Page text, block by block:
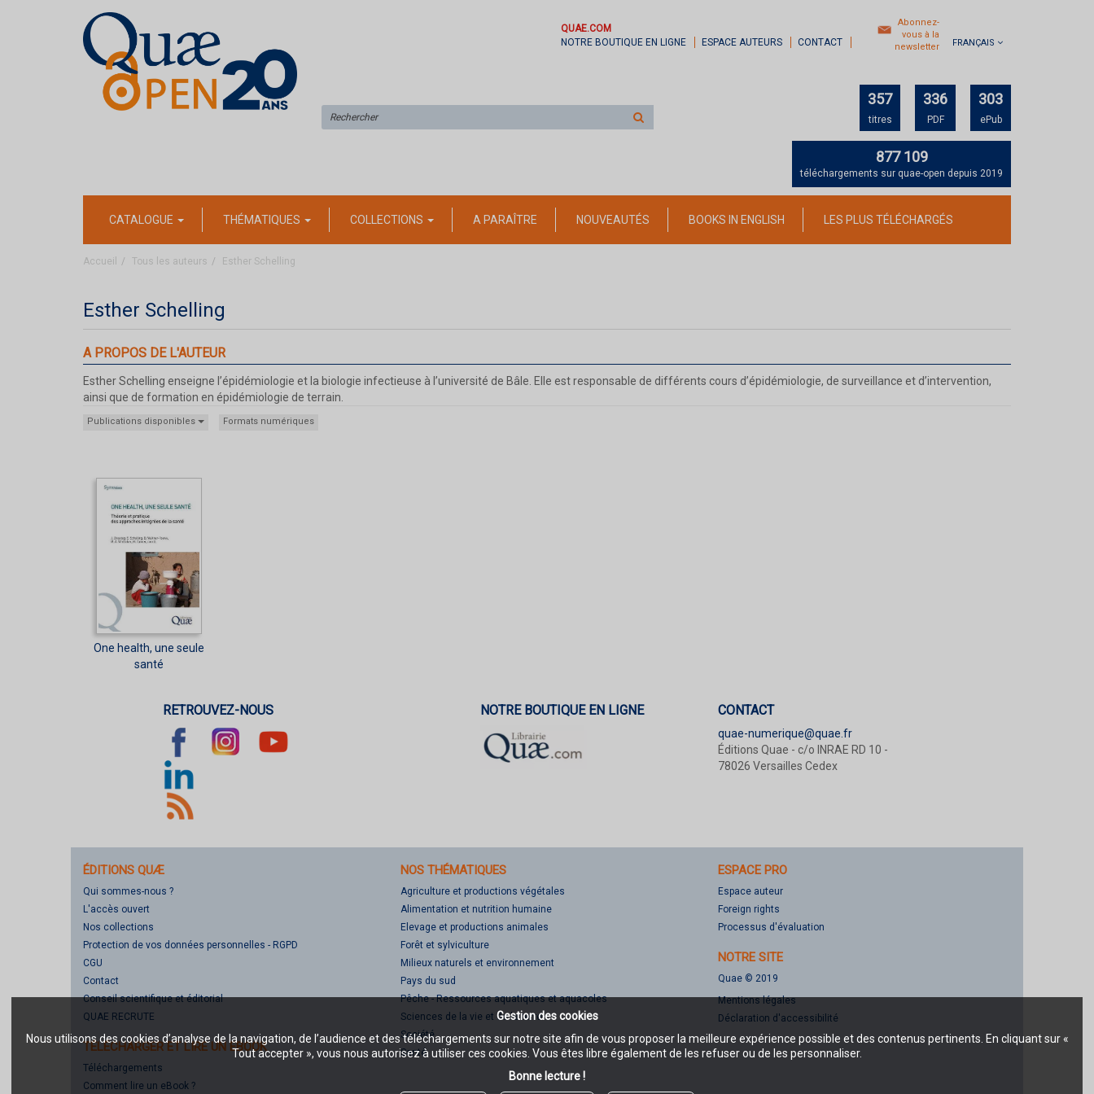
Gestion des cookies
Nous utilisons des cookies d’analyse de la navigation, de l’audience et des téléchargements sur notre site afin de vous proposer la meilleure expérience possible et des contenus pertinents. En cliquant sur «
Tout accepter », vous nous autorisez à utiliser ces cookies. Vous êtes libre également de les refuser ou de les personnaliser.
Bonne lecture !
QUAE.COM
NOTRE BOUTIQUE EN LIGNE
ESPACE AUTEURS CONTACT
Abonnez-
vous à la
newsletter
FRANÇAIS
sur
357
titres
336
PDF
303
ePub
877 109
téléchargements sur quae-open depuis 2019
CATALOGUE THÉMATIQUES COLLECTIONS A PARAÎTRE NOUVEAUTÉS BOOKS IN ENGLISH LES PLUS TÉLÉCHARGÉS
Accueil Tous les auteurs Esther Schelling
Esther Schelling
A PROPOS DE L'AUTEUR
Esther Schelling enseigne l’épidémiologie et la biologie infectieuse à l’université de Bâle. Elle est responsable de différents cours d’épidémiologie, de surveillance et d’intervention,
ainsi que de formation en épidémiologie de terrain.
Publications disponibles Formats numériques
One health, une seule
santé
RETROUVEZ-NOUS NOTRE BOUTIQUE EN LIGNE CONTACT
quae-numerique@quae.fr
Éditions Quae - c/o INRAE RD 10 -
78026 Versailles Cedex
ÉDITIONS QUÆ
Qui sommes-nous ?
L'accès ouvert
Nos collections
Protection de vos données personnelles - RGPD
CGU
Contact
Conseil scientifique et éditorial
QUAE RECRUTE
TÉLÉCHARGER ET LIRE UN EBOOK
Téléchargements
Comment lire un eBook ?
NOS THÉMATIQUES
Agriculture et productions végétales
Alimentation et nutrition humaine
Elevage et productions animales
Forêt et sylviculture
Milieux naturels et environnement
Pays du sud
Pêche - Ressources aquatiques et aquacoles
Sciences de la vie et de la terre
Société
Santé
ESPACE PRO
Espace auteur
Foreign rights
Processus d'évaluation
NOTRE SITE
Quae © 2019
Mentions légales
Déclaration d'accessibilité